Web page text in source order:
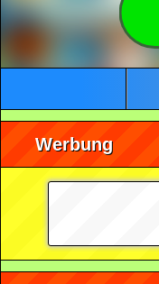
Werbung